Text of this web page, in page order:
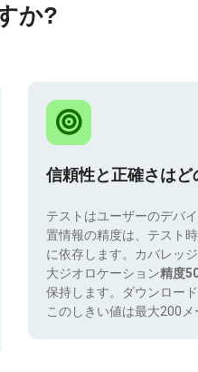
か?
信頼性と正確さは
テストはユーザーのデバ
置情報の精度は、テスト
に依存します。カバレッ
大ジオロケーション精度
保持します。ダウンロー
このしきい値は最大200メ